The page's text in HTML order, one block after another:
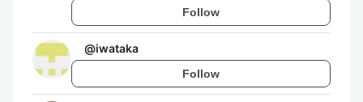
Follow
@iwataka
Follow